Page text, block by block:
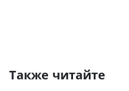
Также читайте